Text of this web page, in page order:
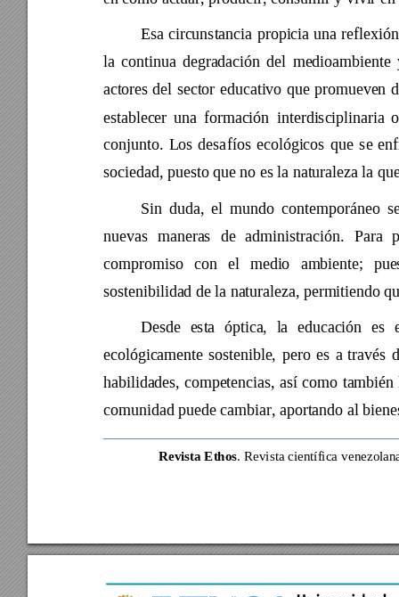
Revista Ethos. Revista científica
Esa circunstancia propicia una
la continua degradación del medioambiente
actores del sector educativo que promueven
establecer una formación interdisciplinaria
conjunto. Los desafíos ecológicos que se
sociedad, puesto que no es la naturaleza la
Sin duda, el mundo contemporáneo
nuevas maneras de administración. Para
compromiso con el medio ambiente; pue
sostenibilidad de la naturaleza, permitiendo
Desde esta óptica, la educación es
ecológicamente sostenible, pero es a través
habilidades, competencias, así como también
comunidad puede cambiar, aportando al